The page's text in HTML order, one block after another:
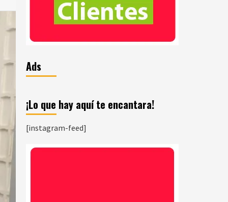
Ads
¡Lo que hay aquí te encantara!
[instagram-feed]